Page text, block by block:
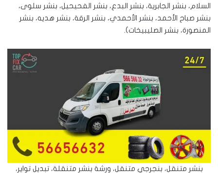
السلام، بنشر الجابرية، بنشر البدع، بنشر الفحيحيل، بنشر سلوى،
بنشر صباح الأحمد، بنشر الأحمدي، بنشر الرقة، بنشر هديه، بنشر
المنصورة، بنشر الصليبيخات).
بنشر متنقل، بنجرجي متنقل، ورشة بنشر متنقلة، تبديل تواير،